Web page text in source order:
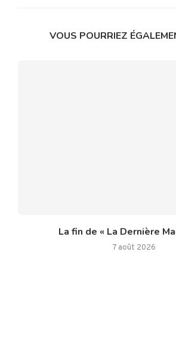
VOUS POURRIEZ
La fin de « La Dernière
7 août 2026